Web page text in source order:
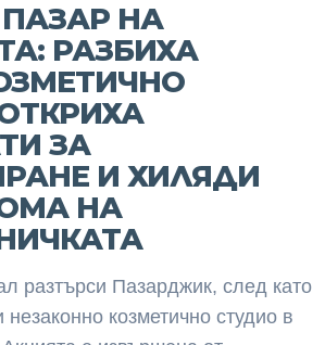
НА
РАЗБИХА
ЗА
И ХИЛЯДИ
НА
разтърси Пазарджик, след като
козметично студио в